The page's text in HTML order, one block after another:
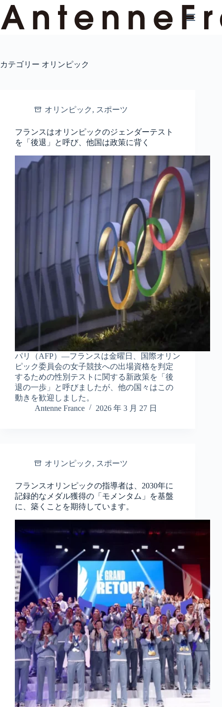
ン
テ
ス
カテゴリー オリンピック
オリンピック , スポーツ
フランスはオリンピックのジェンダーテスト
を「後退」と呼び、他国は政策に背く
パリ（AFP）―フランスは金曜日、国際オリン
ピック委員会の女子競技への出場資格を判定
するための性別テストに関する新政策を「後
退の一歩」と呼びましたが、他の国々はこの
動きを歓迎しました。
Antenne France
2026 年 3 月 27 日
オリンピック , スポーツ
フランスオリンピックの指導者は、2030年に
記録的なメダル獲得の「モメンタム」を基盤
に、築くことを期待しています。